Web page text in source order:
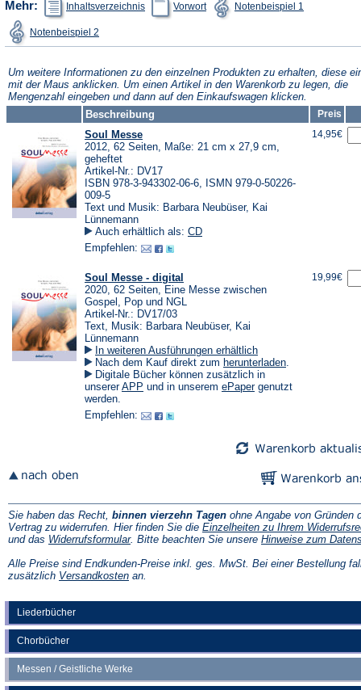
Liederbücher
Chorbücher
Messen / Geistliche Werke
Tab)
Mehr: Inhaltsverzeichnisin
einem
Tab)
Vorwortin
einem
Tab)
Notenbeispiel 1in
Tab)
Notenbeispiel 2in
einem
Tab)
Um weitere Informationen zu den einzelnen Produkten zu erhalten, diese
mit der Maus anklicken. Um einen Artikel in den Warenkorb zu legen, die
Mengenzahl eingeben und dann auf den Einkaufswagen klicken.
Beschreibung
Preis
Soul Messe
2012, 62 Seiten, Maße: 21 cm x 27,9 cm,
geheftet
Artikel-Nr.: DV17
ISBN 978-3-943302-06-6, ISMN 979-0-50226-
009-5
Text und Musik: Barbara Neubüser, Kai
Lünnemann
Auch erhältlich als: CD
Empfehlen:
14,95€
Soul Messe - digital
2020, 62 Seiten, Eine Messe zwischen
Gospel, Pop und NGL
Artikel-Nr.: DV17/03
Text, Musik: Barbara Neubüser, Kai
Lünnemann
In weiteren Ausführungen erhältlich
Nach dem Kauf direkt zum herunterladen(Öffnet
einem
.
Digitale Bücher können zusätzlich in
unsererAPP (Öffnet
neuen
und in unserem ePaper(Öffnet
genutzt
werden.
Empfehlen:
19,99€
Sie haben das Recht, binnen vierzehn Tagen ohne Angabe von Gründen
Vertrag zu widerrufen. Hier finden Sie die Einzelheiten zu Ihrem
und das Widerrufsformular(Öffnet
einem
neuen
. Bitte beachten Sie unsere Hinweise zum
Alle Preise sind Endkunden-Preise inkl. ges. MwSt. Bei einer Bestellung
zusätzlich Versandkosten(Öffnet
an.